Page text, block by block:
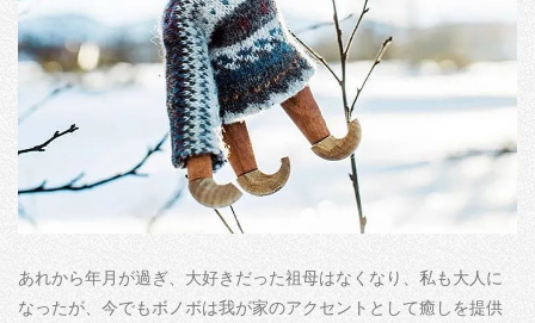
あれから年月が過ぎ、大好きだった祖母はなくなり、私も大人に
なったが、今でもボノボは我が家のアクセントとして癒しを提供